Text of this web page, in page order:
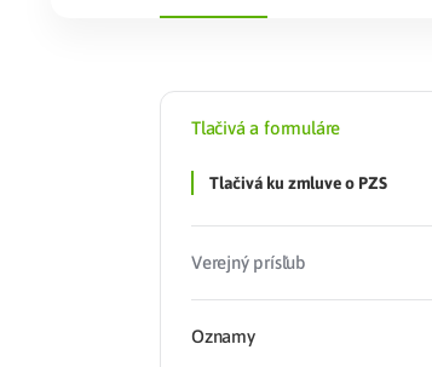
Tlačivá a formuláre
Tlačivá ku zmluve o PZS
Verejný prísľub
Oznamy